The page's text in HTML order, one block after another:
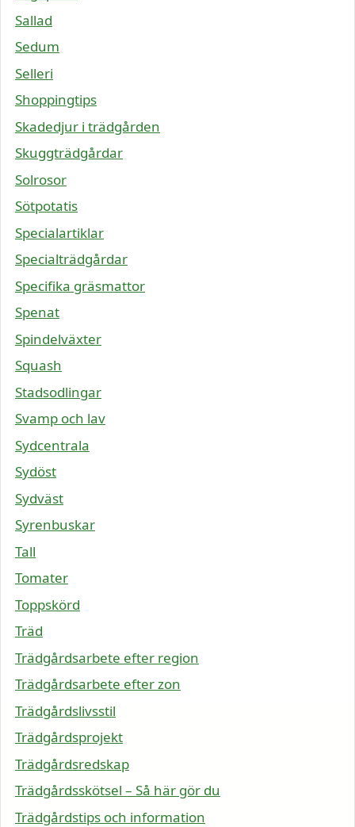
Sallad
Sedum
Selleri
Shoppingtips
Skadedjur i trädgården
Skuggträdgårdar
Solrosor
Sötpotatis
Specialartiklar
Specialträdgårdar
Specifika gräsmattor
Spenat
Spindelväxter
Squash
Stadsodlingar
Svamp och lav
Sydcentrala
Sydöst
Sydväst
Syrenbuskar
Tall
Tomater
Toppskörd
Träd
Trädgårdsarbete efter region
Trädgårdsarbete efter zon
Trädgårdslivsstil
Trädgårdsprojekt
Trädgårdsredskap
Trädgårdsskötsel – Så här gör du
Trädgårdstips och information